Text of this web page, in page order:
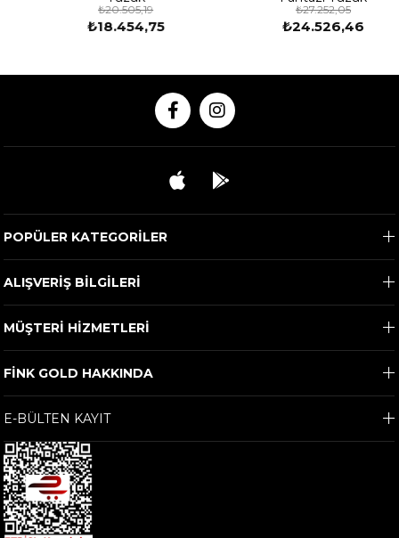
₺18.454,75
₺20.505,19
₺24.526,46
₺27.252,05
POPÜLER KATEGORİLER
ALIŞVERİŞ BİLGİLERİ
MÜŞTERİ HİZMETLERİ
FİNK GOLD HAKKINDA
E-BÜLTEN KAYIT